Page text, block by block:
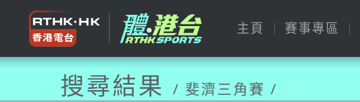
主頁 賽事專區
搜尋結果 / 斐濟三角賽 /